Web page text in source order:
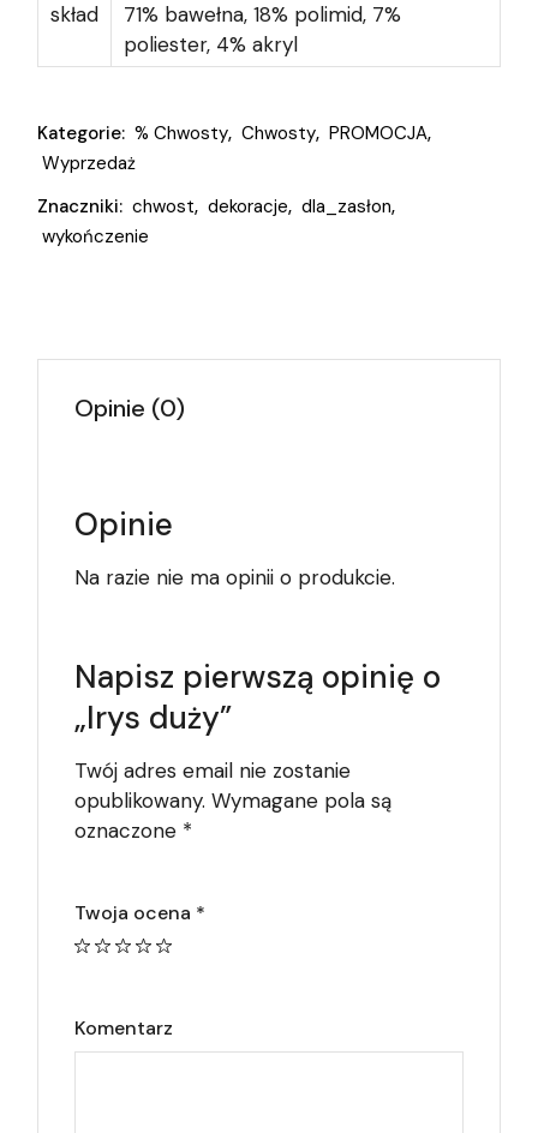
skład
71% bawełna, 18% polimid, 7%
poliester, 4% akryl
Kategorie: % Chwosty, Chwosty, PROMOCJA,
Wyprzedaż
Znaczniki: chwost, dekoracje, dla_zasłon,
wykończenie
Opinie (0)
Opinie
Na razie nie ma opinii o produkcie.
Napisz pierwszą opinię o
„Irys duży”
Twój adres email nie zostanie
opublikowany. Wymagane pola są
oznaczone *
Twoja ocena *
Komentarz